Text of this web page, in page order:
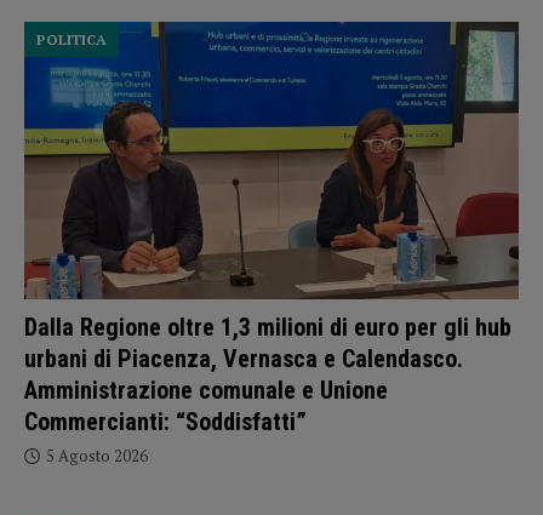
Dalla Regione oltre 1,3 milioni di euro per gli hub
urbani di Piacenza, Vernasca e Calendasco.
Amministrazione comunale e Unione
Commercianti: “Soddisfatti”
POLITICA
5 Agosto 2026